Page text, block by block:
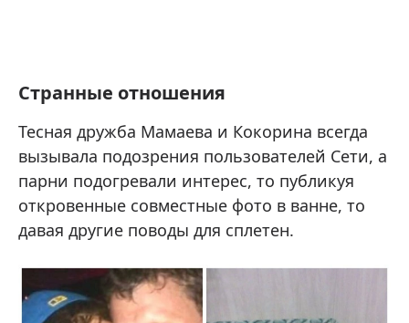
Странные отношения
Тесная дружба Мамаева и Кокорина всегда
вызывала подозрения пользователей Сети, а
парни подогревали интерес, то публикуя
откровенные совместные фото в ванне, то
давая другие поводы для сплетен.